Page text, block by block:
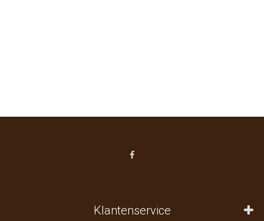
Klantenservice